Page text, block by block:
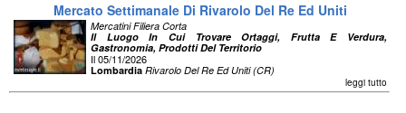
Mercato Settimanale Di Rivarolo Del Re Ed Uniti
Mercatini Filiera Corta
Il Luogo In Cui Trovare Ortaggi, Frutta E Verdura,
Gastronomia, Prodotti Del Territorio
Il 05/11/2026
Lombardia Rivarolo Del Re Ed Uniti (CR)
leggi tutto